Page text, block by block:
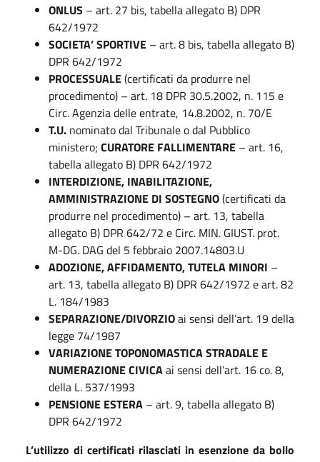
ONLUS – art. 27 bis, tabella allegato B) DPR
642/1972
SOCIETA’ SPORTIVE – art. 8 bis, tabella allegato B)
DPR 642/1972
PROCESSUALE(certificati da produrre nel
procedimento) – art. 18 DPR 30.5.2002, n. 115 e
Circ. Agenzia delle entrate, 14.8.2002, n. 70/E
T.U. nominato dal Tribunale o dal Pubblico
ministero; CURATORE FALLIMENTARE – art. 16,
tabella allegato B) DPR 642/1972
INTERDIZIONE, INABILITAZIONE,
AMMINISTRAZIONE DI SOSTEGNO(certificati da
produrre nel procedimento) – art. 13, tabella
allegato B) DPR 642/72 e Circ. MIN. GIUST. prot.
M-DG. DAG del 5 febbraio 2007.14803.U
ADOZIONE, AFFIDAMENTO, TUTELA MINORI –
art. 13, tabella allegato B) DPR 642/1972 e art. 82
L. 184/1983
SEPARAZIONE/DIVORZIOai sensi dell’art. 19 della
legge 74/1987
VARIAZIONE TOPONOMASTICA STRADALE E
NUMERAZIONE CIVICAai sensi dell’art. 16 co. 8,
della L. 537/1993
PENSIONE ESTERA – art. 9, tabella allegato B)
DPR 642/1972
L’utilizzo di certificati rilasciati in esenzione da bollo